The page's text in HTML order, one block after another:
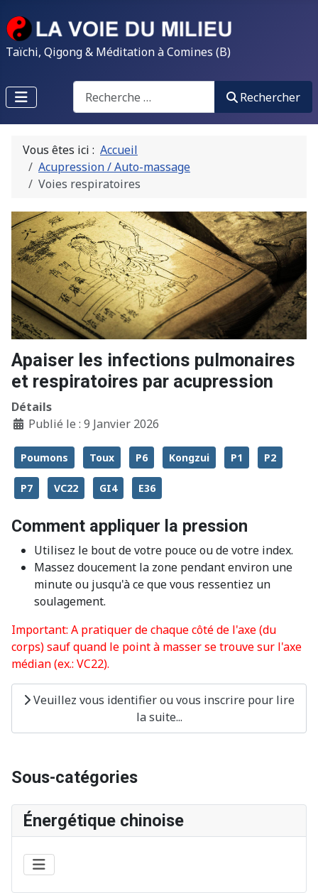
Taïchi, Qigong & Méditation à Comines (B)
Search
Rechercher
Vous êtes ici : Accueil
Acupression / Auto-massage
Voies respiratoires
Apaiser les infections pulmonaires
et respiratoires par acupression
Détails
Publié le : 9 Janvier 2026
Poumons Toux P6 Kongzui P1 P2
P7 VC22 GI4 E36
Comment appliquer la pression
Utilisez le bout de votre pouce ou de votre index.
Massez doucement la zone pendant environ une
minute ou jusqu'à ce que vous ressentiez un
soulagement.
Important: A pratiquer de chaque côté de l'axe (du
corps) sauf quand le point à masser se trouve sur l'axe
médian (ex.: VC22).
Veuillez vous identifier ou vous inscrire pour lire
la suite...
Sous-catégories
Énergétique chinoise